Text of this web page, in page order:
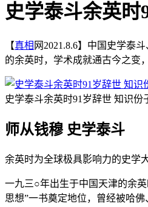
史学泰斗余英时
【真相 网2021.8.6】中国史学泰
的余英时，学术成就通古今之变
史学泰斗余英时91岁辞世 知识份
师从钱穆 史学泰斗
余英时为全球极具影响力的史学
一九三○年出生于中国天津的余
思想”一书奠定地位，曾经被哈